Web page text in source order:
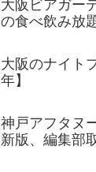
大阪ビアガー
の食べ飲み放
大阪のナイト
年】
神戸アフタヌ
新版、編集部